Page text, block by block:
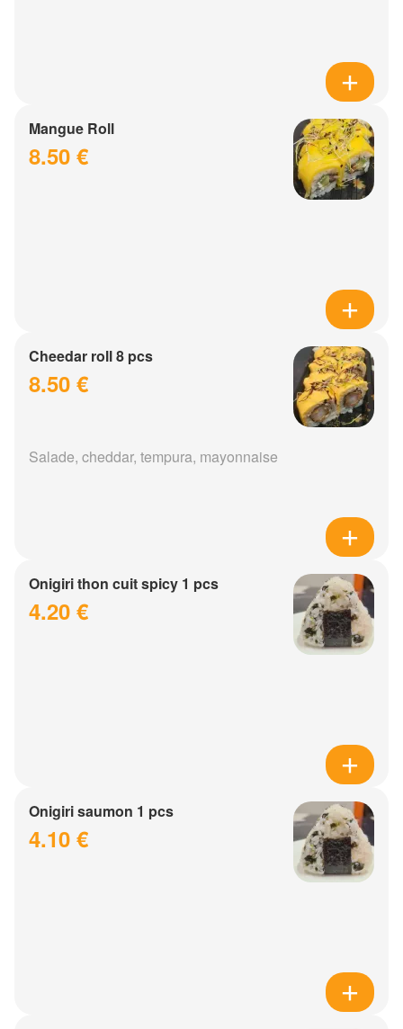
Mangue Roll
8.50 €
Cheedar roll 8 pcs
8.50 €
Salade, cheddar, tempura, mayonnaise
Onigiri thon cuit spicy 1 pcs
4.20 €
Onigiri saumon 1 pcs
4.10 €